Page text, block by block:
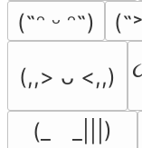
(˶ᵔ ᵕ ᵔ˶)
(,,> ᴗ <,,)
(_　_|||)